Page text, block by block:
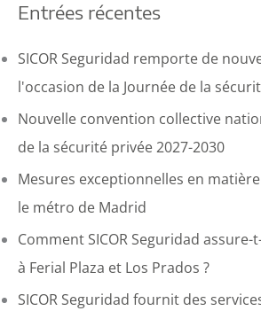
h
r
c
h
e
p
a
r
:
Entrées récentes
SICOR Seguridad remporte de
l'occasion de la Journée de la
Nouvelle convention collective
de la sécurité privée 2027-2030
Mesures exceptionnelles en
le métro de Madrid
Comment SICOR Seguridad assure-
à Ferial Plaza et Los Prados ?
SICOR Seguridad fournit des